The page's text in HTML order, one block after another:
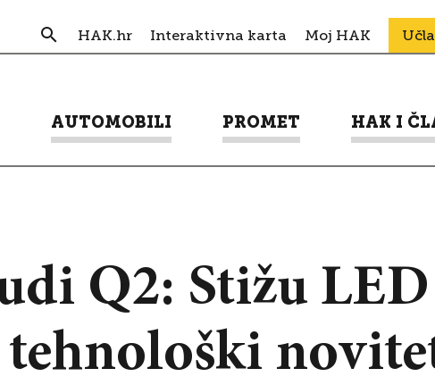
HAK.hr Interaktivna karta Moj HAK
AUTOMOBILI PROMET HAK I
Q2: Stižu